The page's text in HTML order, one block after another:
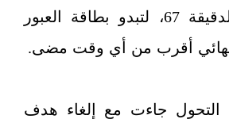
ثانٍ في الدقيقة 67، لتبدو بطاقة العبور
أقرب من أي وقت مضى.
التحول جاءت مع إلغاء هدف